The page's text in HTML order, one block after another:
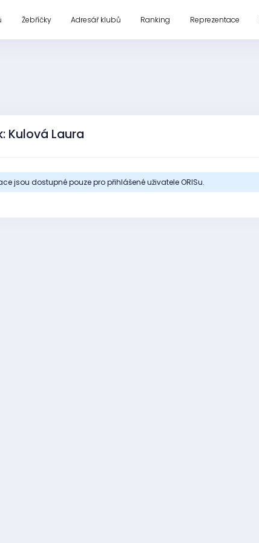
Žebříčky Adresář klubů Ranking Reprezentace
Kulová Laura
jsou dostupné pouze pro přihlášené uživatele ORISu.